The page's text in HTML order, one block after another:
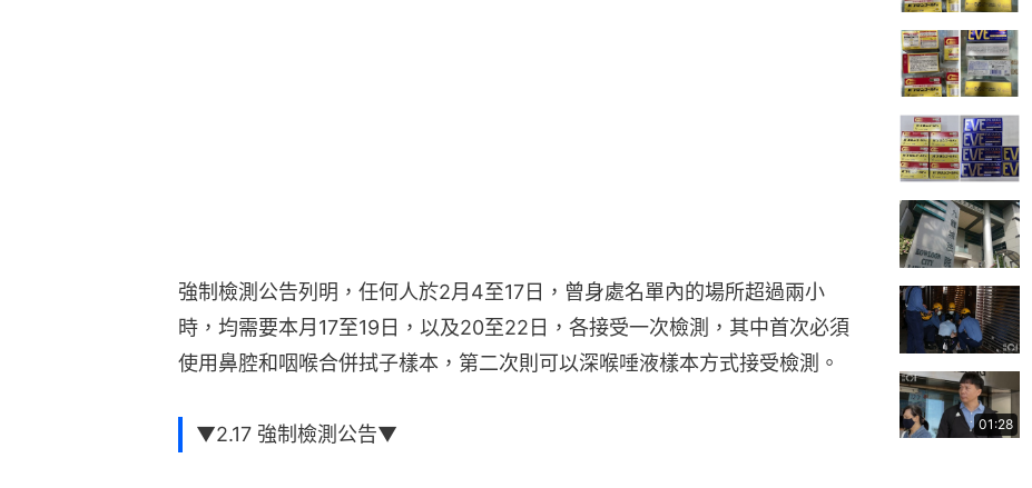
強制檢測公告列明，任何人於2月4至17日，曾身處名單內的場所超過兩小
時，均需要本月17至19日，以及20至22日，各接受一次檢測，其中首次必須
使用鼻腔和咽喉合併拭子樣本，第二次則可以深喉唾液樣本方式接受檢測。
▼2.17 強制檢測公告▼ 01:28